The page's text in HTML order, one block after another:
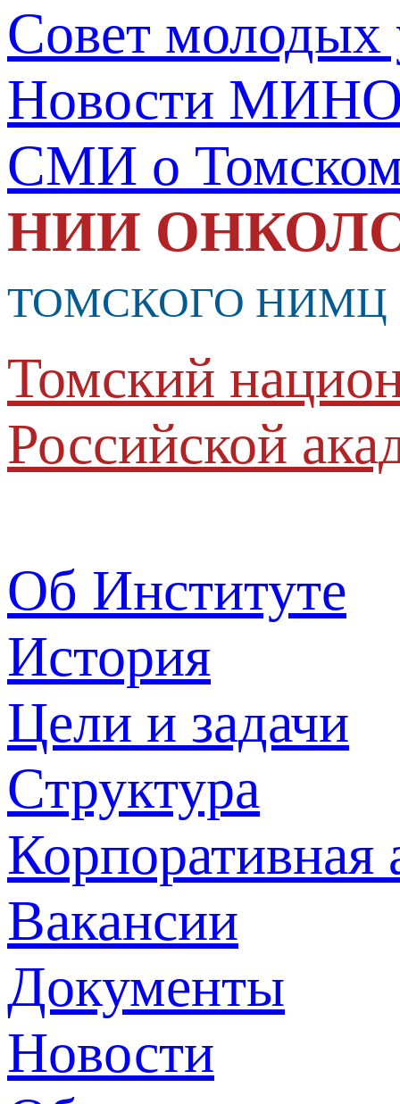
Совет молодых
Новости
СМИ о
НИИ
ТОМСКОГО НИМЦ
Томский
Российской
Об Институте
История
Цели и задачи
Структура
Корпоративная
Вакансии
Документы
Новости